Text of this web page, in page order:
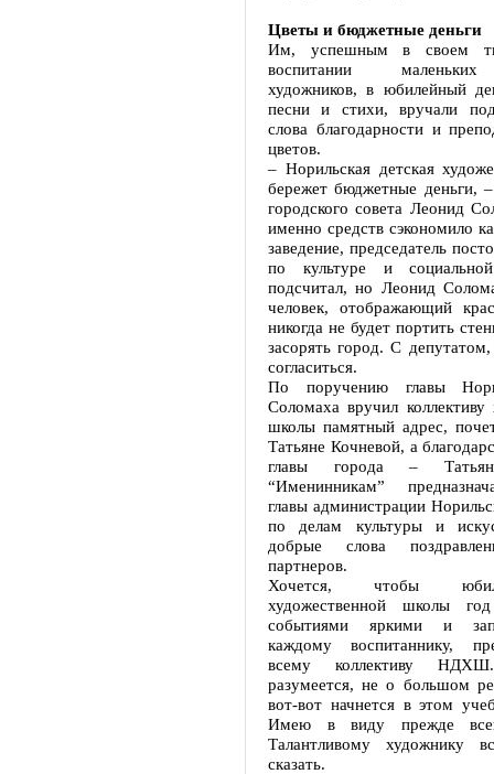
Цветы и бюджетные деньги
Им, успешным в своем
воспитании
художников, в юбилейный
песни и стихи, вручали
слова благодарности и
цветов.
– Норильская детская
бережет бюджетные деньги, –
городского совета Леонид
именно средств сэкономило
заведение, председатель
по культуре и
подсчитал, но Леонид
человек, отображающий
никогда не будет портить
засорять город. С
согласиться.
По поручению главы
Соломаха вручил коллективу
школы памятный адрес,
Татьяне Кочневой, а
главы города –
“Именинникам”
главы администрации
по делам культуры и
добрые слова
партнеров.
Хочется, чтобы
художественной школы
событиями яркими и
каждому воспитаннику,
всему коллективу
разумеется, не о большом
вот-вот начнется в этом
Имею в виду прежде
Талантливому художнику
сказать.